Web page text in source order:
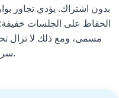
الحفاظ على الجلسات
مسمى، ومع ذلك لا تزال
سريعة وخاصة.